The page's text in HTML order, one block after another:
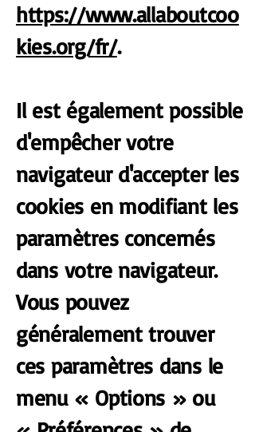
https://www.allaboutcoo
kies.org/fr/.
Il est également possible
d'empêcher votre
navigateur d'accepter les
cookies en modifiant les
paramètres concernés
dans votre navigateur.
Vous pouvez
généralement trouver
ces paramètres dans le
menu « Options » ou